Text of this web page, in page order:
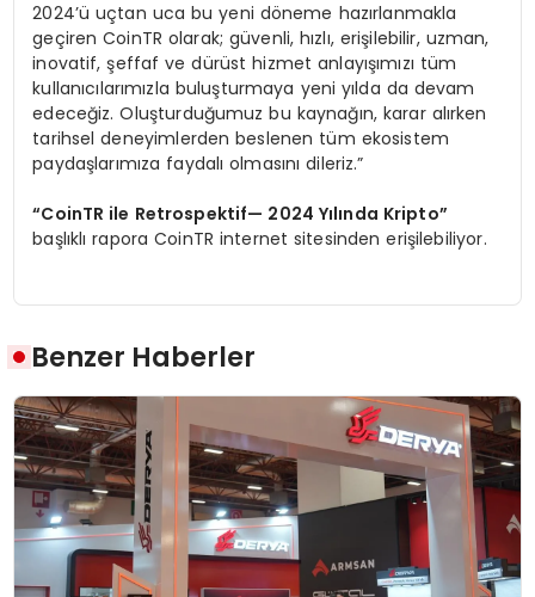
2024’ü uçtan uca bu yeni döneme hazırlanmakla
geçiren CoinTR olarak; güvenli, hızlı, erişilebilir, uzman,
inovatif, şeffaf ve dürüst hizmet anlayışımızı tüm
kullanıcılarımızla buluşturmaya yeni yılda da devam
edeceğiz. Oluşturduğumuz bu kaynağın, karar alırken
tarihsel deneyimlerden beslenen tüm ekosistem
paydaşlarımıza faydalı olmasını dileriz.”
“CoinTR ile Retrospektif— 2024 Yılında Kripto”
başlıklı rapora CoinTR internet sitesinden erişilebiliyor.
Benzer Haberler